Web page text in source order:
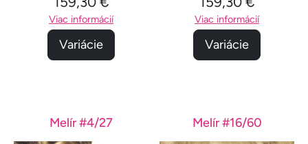
Viac informácií
Variácie
Viac informácií
Variácie
Melír #4/27 Melír #16/60